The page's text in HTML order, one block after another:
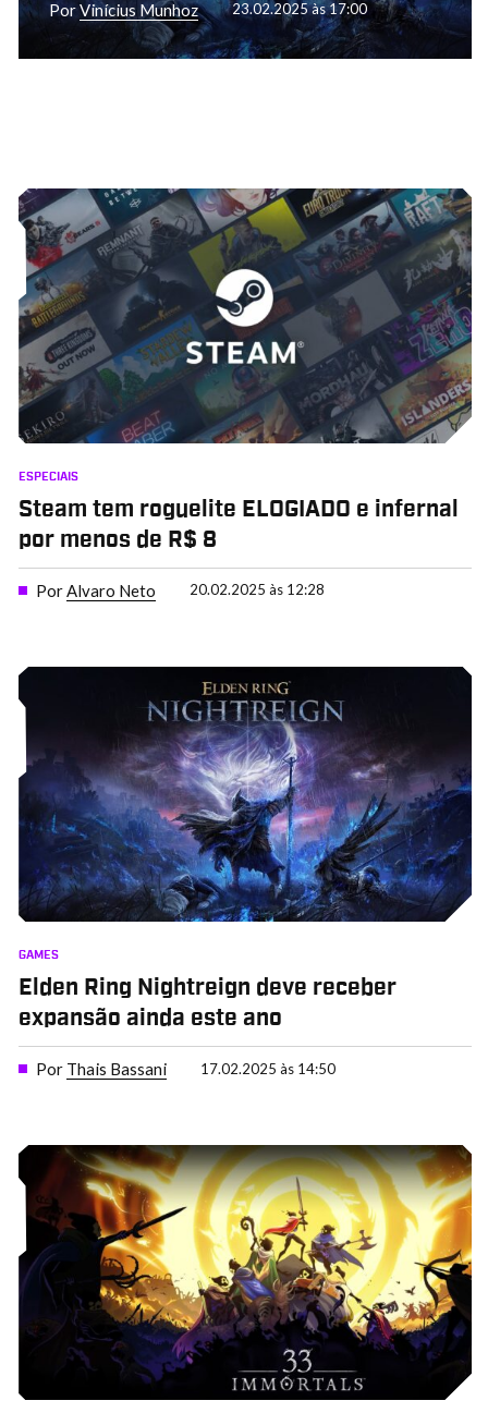
PorVinícius Munhoz 23.02.2025 às 17:00
ESPECIAIS
Steam tem roguelite ELOGIADO e infernal
por menos de R$ 8
PorAlvaro Neto 20.02.2025 às 12:28
GAMES
Elden Ring Nightreign deve receber
expansão ainda este ano
Por Thais Bassani 17.02.2025 às 14:50